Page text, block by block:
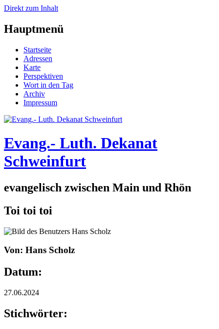
Direkt zum Inhalt
Hauptmenü
Startseite
Adressen
Karte
Perspektiven
Wort in den Tag
Archiv
Impressum
Evang.- Luth. Dekanat
Schweinfurt
evangelisch zwischen Main und Rhön
Toi toi toi
Von: Hans Scholz
Datum:
27.06.2024
Stichwörter: